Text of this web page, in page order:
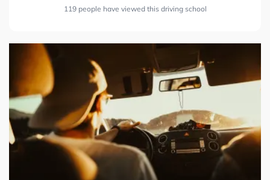
119 people have viewed this driving school